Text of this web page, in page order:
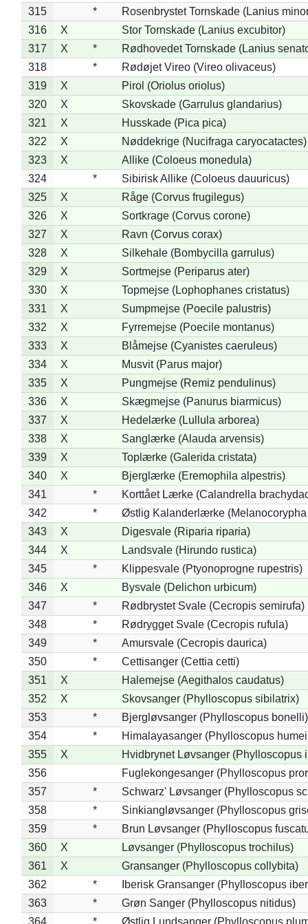
315
*
Rosenbrystet Tornskade (Lanius
316
X
Stor Tornskade (Lanius excubitor)
317
X *
Rødhovedet Tornskade (Lanius
318
*
Rødøjet Vireo (Vireo olivaceus)
319
X
Pirol (Oriolus oriolus)
320
X
Skovskade (Garrulus glandarius)
321
X
Husskade (Pica pica)
322
X
Nøddekrige (Nucifraga caryocatactes)
323
X
Allike (Coloeus monedula)
324
*
Sibirisk Allike (Coloeus dauuricus)
325
X
Råge (Corvus frugilegus)
326
X
Sortkrage (Corvus corone)
327
X
Ravn (Corvus corax)
328
X
Silkehale (Bombycilla garrulus)
329
X
Sortmejse (Periparus ater)
330
X
Topmejse (Lophophanes cristatus)
331
X
Sumpmejse (Poecile palustris)
332
X
Fyrremejse (Poecile montanus)
333
X
Blåmejse (Cyanistes caeruleus)
334
X
Musvit (Parus major)
335
X
Pungmejse (Remiz pendulinus)
336
X
Skægmejse (Panurus biarmicus)
337
X
Hedelærke (Lullula arborea)
338
X
Sanglærke (Alauda arvensis)
339
X
Toplærke (Galerida cristata)
340
X
Bjerglærke (Eremophila alpestris)
341
*
Korttået Lærke (Calandrella
342
*
Østlig Kalanderlærke (Melanocorypha
343
X
Digesvale (Riparia riparia)
344
X
Landsvale (Hirundo rustica)
345
*
Klippesvale (Ptyonoprogne rupestris)
346
X
Bysvale (Delichon urbicum)
347
*
Rødbrystet Svale (Cecropis semirufa)
348
*
Rødrygget Svale (Cecropis rufula)
349
*
Amursvale (Cecropis daurica)
350
*
Cettisanger (Cettia cetti)
351
X
Halemejse (Aegithalos caudatus)
352
X
Skovsanger (Phylloscopus sibilatrix)
353
*
Bjergløvsanger (Phylloscopus bonelli)
354
*
Himalayasanger (Phylloscopus
355
X
Hvidbrynet Løvsanger (Phylloscopus
356
Fuglekongesanger (Phylloscopus
357
*
Schwarz' Løvsanger (Phylloscopus
358
*
Sinkiangløvsanger (Phylloscopus
359
*
Brun Løvsanger (Phylloscopus
360
X
Løvsanger (Phylloscopus trochilus)
361
X
Gransanger (Phylloscopus collybita)
362
*
Iberisk Gransanger (Phylloscopus
363
*
Grøn Sanger (Phylloscopus nitidus)
364
* Østlig Lundsanger (Phylloscopus